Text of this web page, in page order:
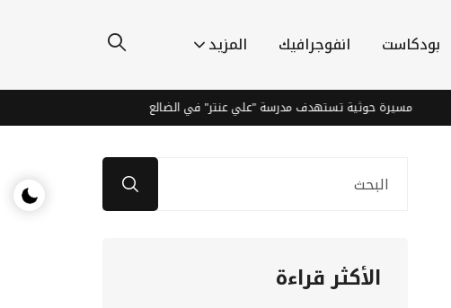
بودكاست انفوجرافيك المزيد
مسيرة حوثية تستهدف مدرسة "علي عنتر" في الضالع
الأكثر قراءة